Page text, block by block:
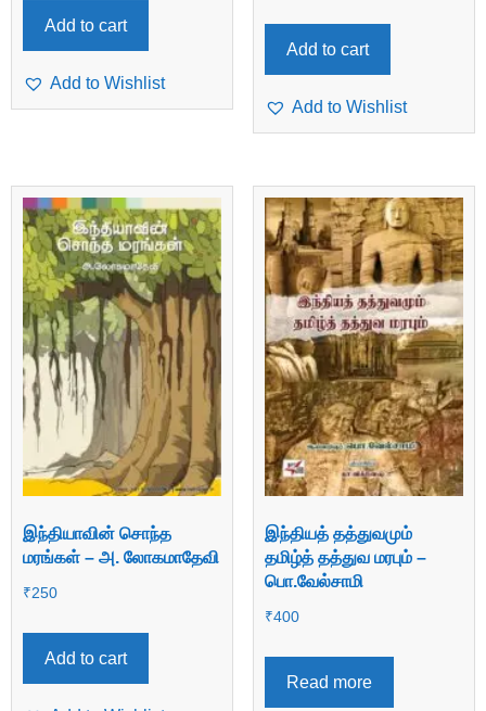
Add to cart
Add to Wishlist
Add to cart
Add to Wishlist
இந்தியாவின் சொந்த
மரங்கள் – அ. லோகமாதேவி
₹250
Add to cart
இந்தியத் தத்துவமும்
தமிழ்த் தத்துவ மரபும் –
பொ.வேல்சாமி
₹400
Read more